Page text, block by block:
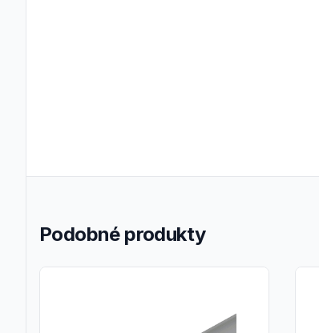
Podobné produkty